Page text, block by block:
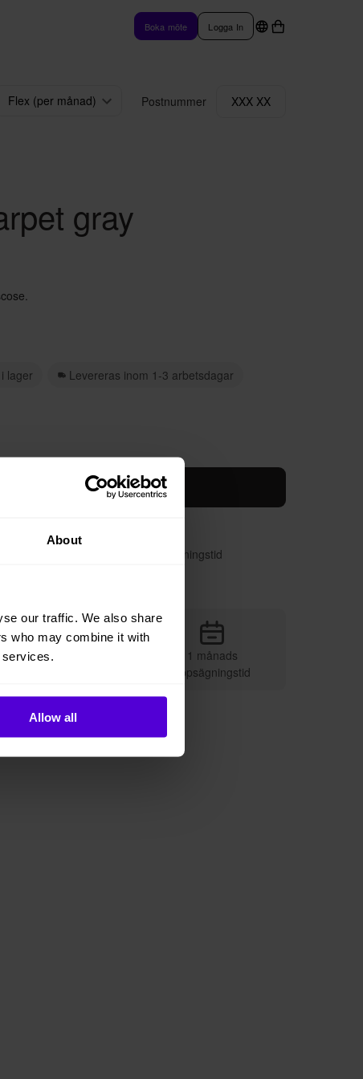
About
our traffic. We also share
who may combine it with
Allow all
Boka möte Logga In
Flex (per månad) Postnummer XXX XX
gray
lager Levereras inom 1-3 arbetsdagar
Lägg i varukorgen
faktureras per månad
vill, med enbart en månads uppsägningstid
Vi sköter leveransen
1 månads
uppsägningstid